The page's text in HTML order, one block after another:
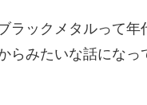
ラックメタルって年
らみたいな話になっ